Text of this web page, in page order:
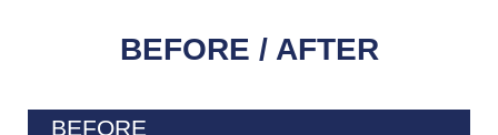
BEFORE / AFTER
BEFORE